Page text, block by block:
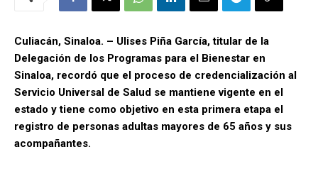
Culiacán, Sinaloa. – Ulises Piña García, titular de la
Delegación de los Programas para el Bienestar en
Sinaloa, recordó que el proceso de credencialización al
Servicio Universal de Salud se mantiene vigente en el
estado y tiene como objetivo en esta primera etapa el
registro de personas adultas mayores de 65 años y sus
acompañantes.